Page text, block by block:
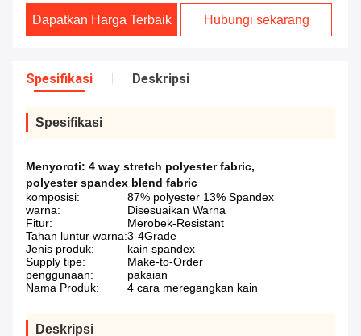
Dapatkan Harga Terbaik Hubungi sekarang
Spesifikasi Deskripsi
Spesifikasi
Menyoroti: 4 way stretch polyester fabric,
polyester spandex blend fabric
komposisi:
87% polyester 13% Spandex
warna:
Disesuaikan Warna
Fitur:
Merobek-Resistant
Tahan luntur warna:3-4Grade
Jenis produk:
kain spandex
Supply tipe:
Make-to-Order
penggunaan:
pakaian
Nama Produk:
4 cara meregangkan kain
Deskripsi